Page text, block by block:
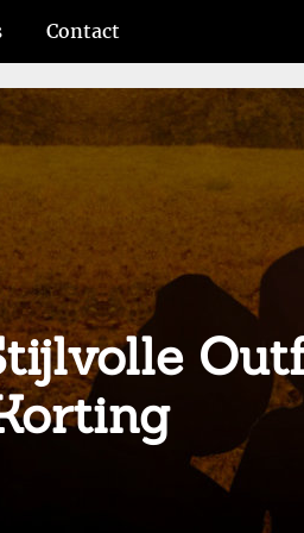
Contact